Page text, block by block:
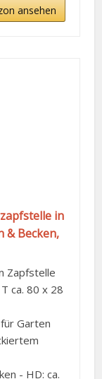
ansehen
in
& Becken,
Zapfstelle
ca. 80 x 28
Garten
- HD: ca.